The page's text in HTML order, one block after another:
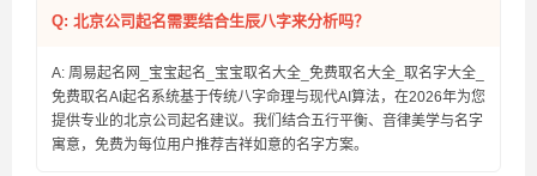
Q: 北京公司起名需要结合生辰八字来分析吗？
A: 周易起名网_宝宝起名_宝宝取名大全_免费取名大全_取名字大全_
免费取名AI起名系统基于传统八字命理与现代AI算法，在2026年为您
提供专业的北京公司起名建议。我们结合五行平衡、音律美学与名字
寓意，免费为每位用户推荐吉祥如意的名字方案。